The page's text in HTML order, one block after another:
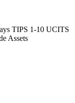
TIPS 1-10 UCITS
Assets